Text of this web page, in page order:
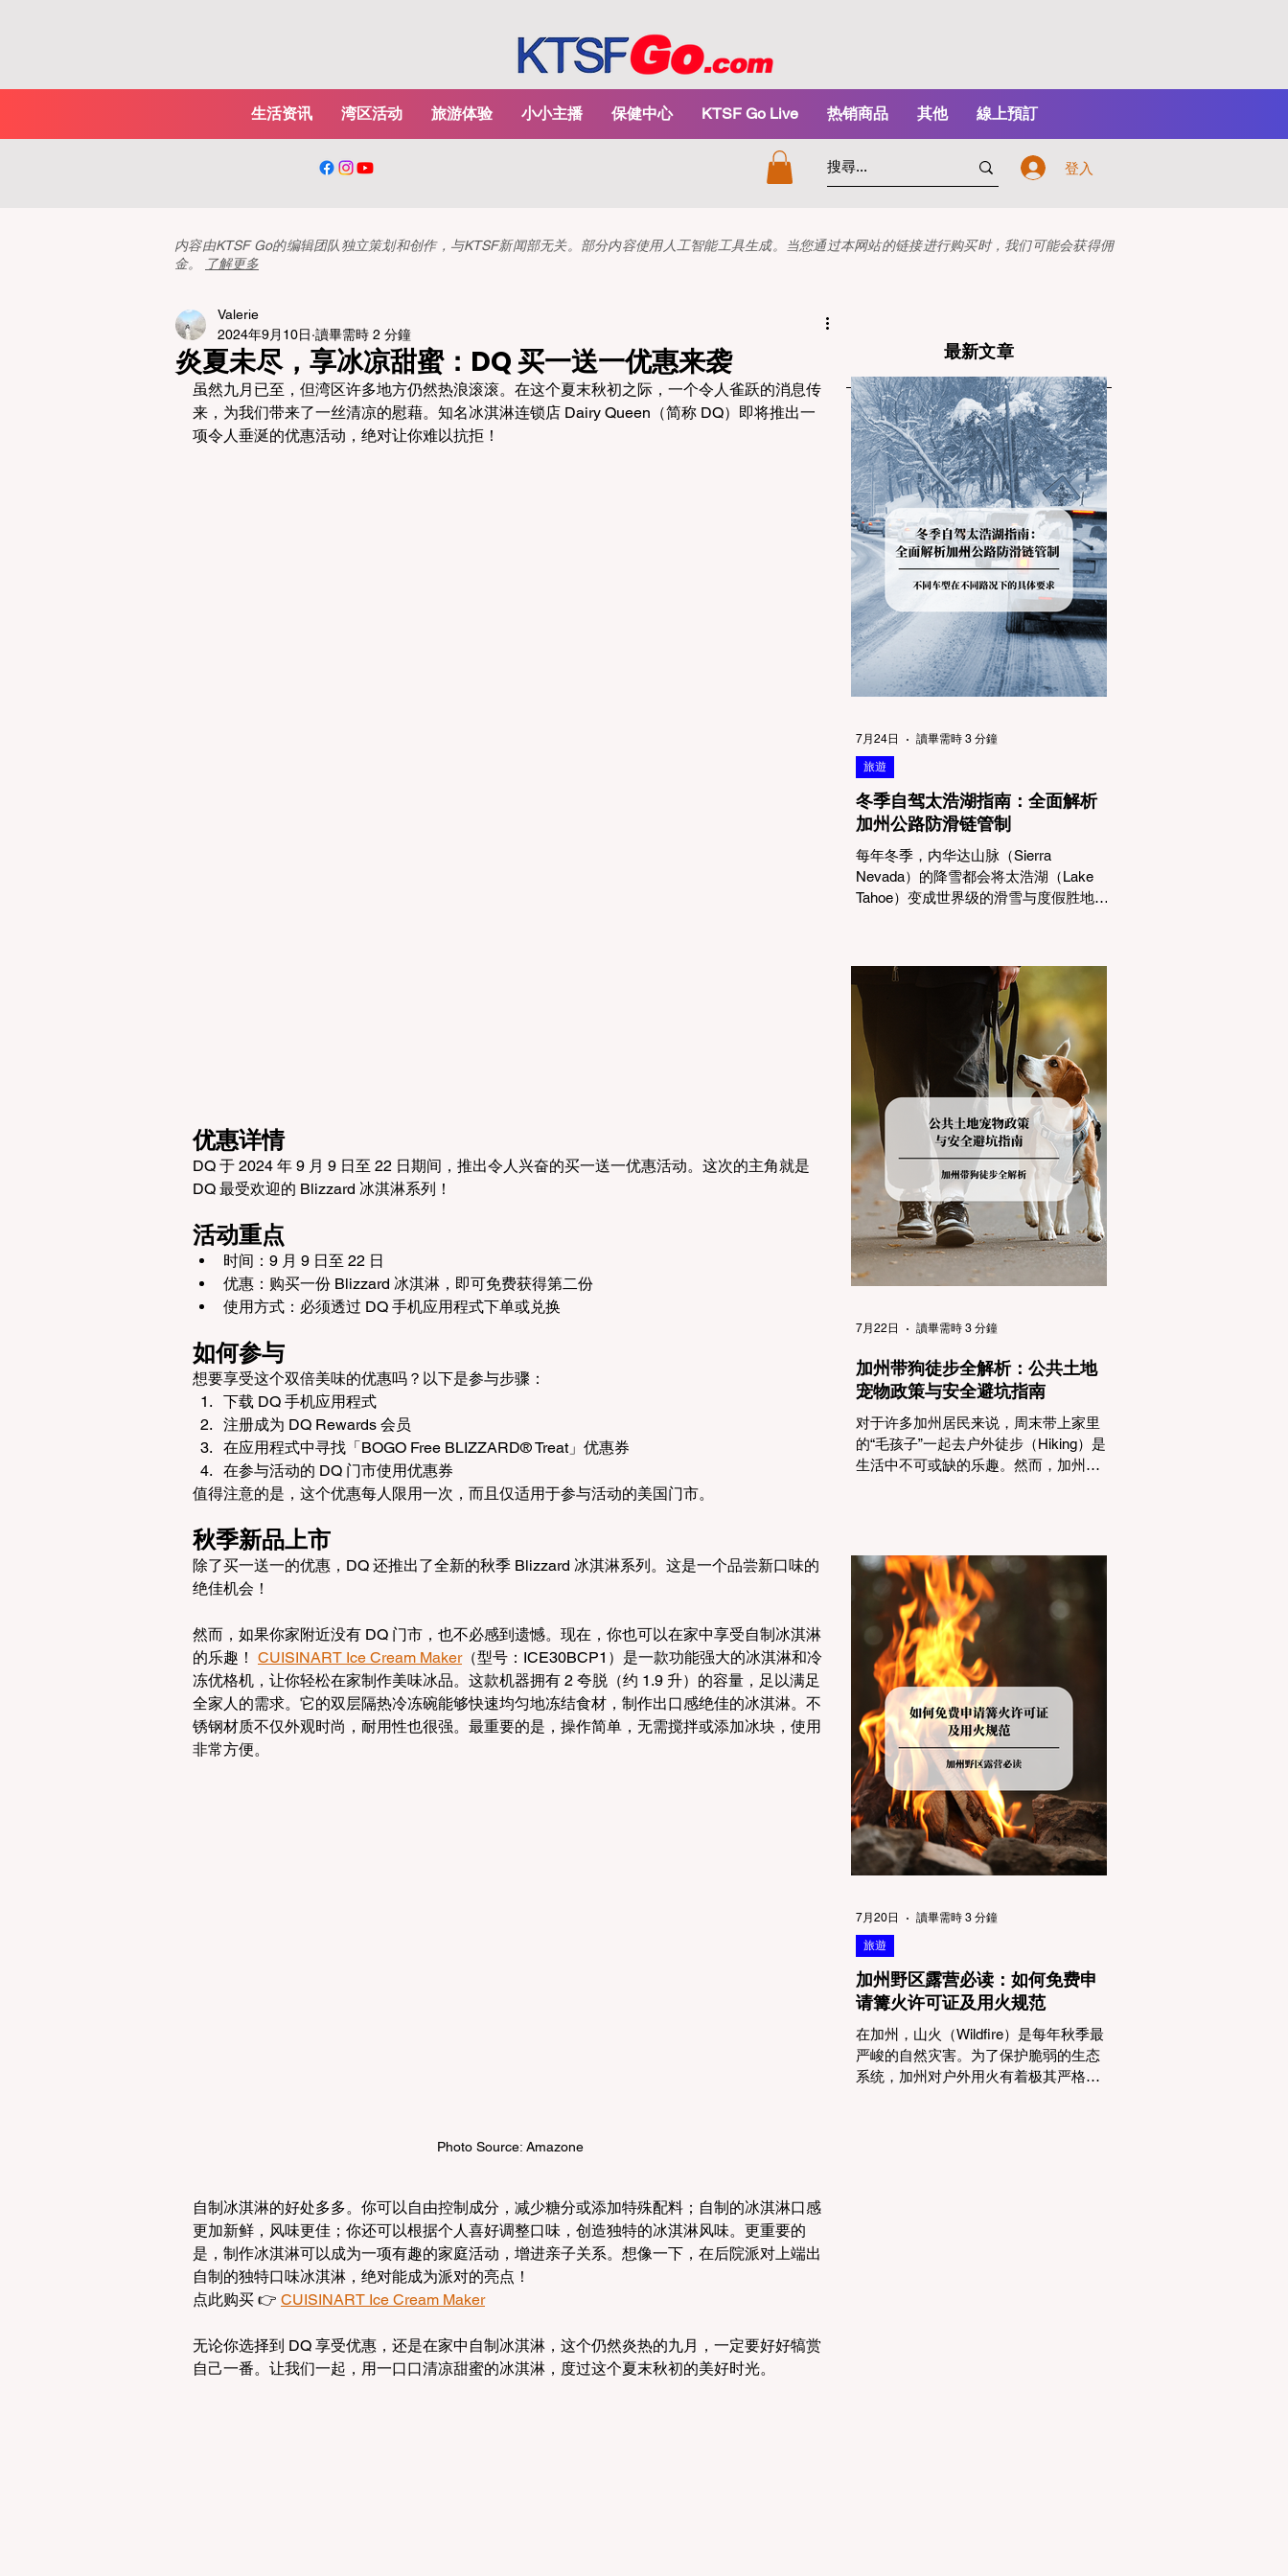
生活资讯 湾区活动 旅游体验 小小主播 保健中心 KTSF Go Live 热销商品 其他 線上預訂
登入
内容由KTSF Go的编辑团队独立策划和创作，与KTSF新闻部无关。部分内容使用人工智能工具生成。当您通过本网站的链接进行购买时，我们可能会获得佣
金。
了解更多
炎夏未尽，享冰凉甜蜜：DQ 买一送一优惠来袭
Valerie
2024年9月10日 讀畢需時 2 分鐘
虽然九月已至，但湾区许多地方仍然热浪滚滚。在这个夏末秋初之际，一个令人雀跃的消息传
来，为我们带来了一丝清凉的慰藉。知名冰淇淋连锁店 Dairy Queen（简称 DQ）即将推出一
项令人垂涎的优惠活动，绝对让你难以抗拒！
优惠详情
DQ 于 2024 年 9 月 9 日至 22 日期间，推出令人兴奋的买一送一优惠活动。这次的主角就是
DQ 最受欢迎的 Blizzard 冰淇淋系列！
活动重点
时间：9 月 9 日至 22 日
优惠：购买一份 Blizzard 冰淇淋，即可免费获得第二份
使用方式：必须透过 DQ 手机应用程式下单或兑换
如何参与
想要享受这个双倍美味的优惠吗？以下是参与步骤：
下载 DQ 手机应用程式
注册成为 DQ Rewards 会员
在应用程式中寻找「BOGO Free BLIZZARD® Treat」优惠券
在参与活动的 DQ 门市使用优惠券
值得注意的是，这个优惠每人限用一次，而且仅适用于参与活动的美国门市。
秋季新品上市
除了买一送一的优惠，DQ 还推出了全新的秋季 Blizzard 冰淇淋系列。这是一个品尝新口味的
绝佳机会！
然而，如果你家附近没有 DQ 门市，也不必感到遗憾。现在，你也可以在家中享受自制冰淇淋
的乐趣！ CUISINART Ice Cream Maker（型号：ICE30BCP1）是一款功能强大的冰淇淋和冷
冻优格机，让你轻松在家制作美味冰品。这款机器拥有 2 夸脱（约 1.9 升）的容量，足以满足
全家人的需求。它的双层隔热冷冻碗能够快速均匀地冻结食材，制作出口感绝佳的冰淇淋。不
锈钢材质不仅外观时尚，耐用性也很强。最重要的是，操作简单，无需搅拌或添加冰块，使用
非常方便。
Photo Source: Amazone
自制冰淇淋的好处多多。你可以自由控制成分，减少糖分或添加特殊配料；自制的冰淇淋口感
更加新鲜，风味更佳；你还可以根据个人喜好调整口味，创造独特的冰淇淋风味。更重要的
是，制作冰淇淋可以成为一项有趣的家庭活动，增进亲子关系。想像一下，在后院派对上端出
自制的独特口味冰淇淋，绝对能成为派对的亮点！
点此购买 👉 CUISINART Ice Cream Maker
无论你选择到 DQ 享受优惠，还是在家中自制冰淇淋，这个仍然炎热的九月，一定要好好犒赏
自己一番。让我们一起，用一口口清凉甜蜜的冰淇淋，度过这个夏末秋初的美好时光。
最新文章
冬季自驾太浩湖指南：全面解析
加州公路防滑链管制
每年冬季，内华达山脉（Sierra
Nevada）的降雪都会将太浩湖（Lake
Tahoe）变成世界级的滑雪与度假胜地。
交通局 (Caltrans) 严格的防滑链管制
(Chain Controls)。 不了解这些规定，不
仅可能面临高额罚单或被公路巡警
（CHP）劝返，更可能在冰雪路面上引
发严重的安全事故。本文将为您系统解
析加州的防滑链政策，帮助您明确自己
的车型在不同路况下的具体要求，并为
出行做好充足准备。 一、 核心概念：看
懂加州 R1, R2, R3 管制级别 当恶劣天气
来袭，加州交通局会在公路上启动防滑
链管制，并通过电子路牌指示当前的管
制级别。加州采用三个递进的级别（R1
至R3）来规范通行车辆： R1 管制
(Requirement 1) 规定内容： 所有车辆必
须安装防滑链。 豁免条件： 乘用车
（Light Trucks）只要配备了雪地轮胎
旅遊
7月24日 讀畢需時 3 分鐘
加州带狗徒步全解析：公共土地
宠物政策与安全避坑指南
对于许多加州居民来说，周末带上家里
的“毛孩子”一起去户外徒步（Hiking）是
生活中不可或缺的乐趣。然而，加州拥
到了步道口才绝望地看到一块大大的
"No Dogs on Trail"（步道严禁犬只） 的
指示牌，这无疑会彻底毁掉整个周末。
为了避免“带狗碰壁”，您必须在出发前清
楚地了解不同公共土地系统对宠物政
策，掌握实用的路线筛选工具，并警惕
加州特有的野外环境隐患。 一、 破除宠
物政策管辖权迷雾：狗狗到底能去哪
里？ 加州的户外区域由不同的政府机构
管理，其核心保护目标决定了宠物政策
的严格程度。我们可以将其视为一条“从
严到宽”的鄙视链： 1. 极其严格：国家公
园 (National Parks) & 州立公园 (State
Parks) 政策基调： 优先保护原始生态与
野生动物。 实际规定： 在优胜美地、红
草甸
7月22日 讀畢需時 3 分鐘
加州野区露营必读：如何免费申
请篝火许可证及用火规范
在加州，山火（Wildfire）是每年秋季最
严峻的自然灾害。为了保护脆弱的生态
系统，加州对户外用火有着极其严格的
旅遊
7月20日 讀畢需時 3 分鐘